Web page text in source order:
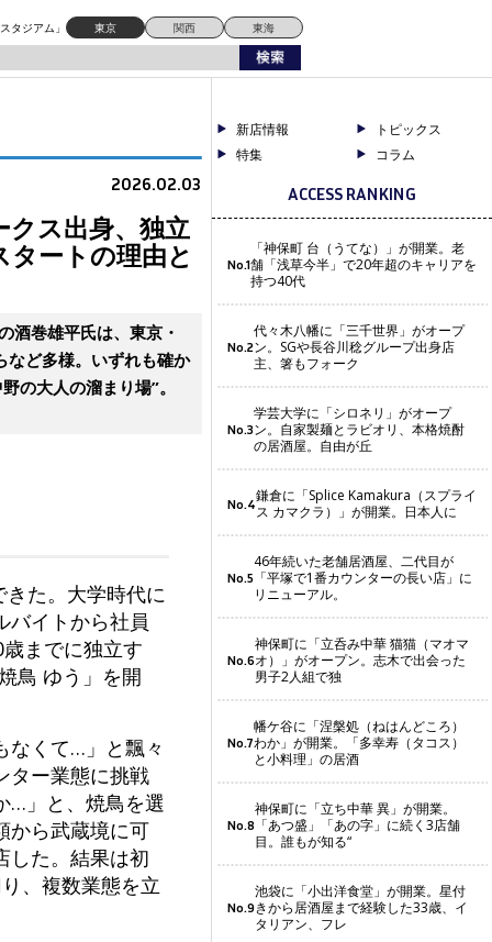
タジアム」 東京 関西 東海
2026.02.03
ス出身、独立
タートの理由と
酒巻雄平氏は、東京・
など多様。いずれも確か
の大人の溜まり場”。
た。大学時代に
バイトから社員
までに独立す
鳥 ゆう」を開
なくて…」と飄々
ター業態に挑戦
…」と、焼鳥を選
から武蔵境に可
した。結果は初
、複数業態を立
新店情報
トピックス
特集
コラム
ACCESS RANKING
No.1
「神保町 台（うてな）」が開業。老
舗「浅草今半」で20年超のキャリアを
持つ40代
No.2
代々木八幡に「三千世界」がオープ
ン。SGや長谷川稔グループ出身店
主、箸もフォーク
No.3
学芸大学に「シロネリ」がオープ
ン。自家製麺とラビオリ、本格焼酎
の居酒屋。自由が丘
No.4鎌倉に「Splice Kamakura（スプライ
ス カマクラ）」が開業。日本人に
No.5
46年続いた老舗居酒屋、二代目が
「平塚で1番カウンターの長い店」に
リニューアル。
No.6
神保町に「立呑み中華 猫猫（マオマ
オ）」がオープン。志木で出会った
男子2人組で独
No.7
幡ケ谷に「涅槃処（ねはんどころ）
わか」が開業。「多幸寿（タコス）
と小料理」の居酒
No.8
神保町に「立ち中華 異」が開業。
「あつ盛」「あの字」に続く3店舗
目。誰もが知る“
No.9
池袋に「小出洋食堂」が開業。星付
きから居酒屋まで経験した33歳、イ
タリアン、フレ